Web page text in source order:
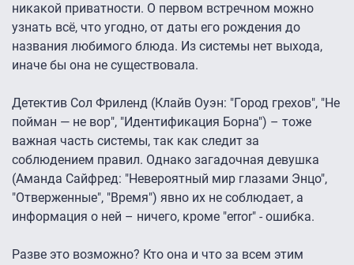
никакой приватности. О первом встречном можно
узнать всё, что угодно, от даты его рождения до
названия любимого блюда. Из системы нет выхода,
иначе бы она не существовала.
Детектив Сол Фриленд (Клайв Оуэн: "Город грехов", "Не
пойман — не вор", "Идентификация Борна") – тоже
важная часть системы, так как следит за
соблюдением правил. Однако загадочная девушка
(Аманда Сайфред: "Невероятный мир глазами Энцо",
"Отверженные", "Время") явно их не соблюдает, а
информация о ней – ничего, кроме "error" - ошибка.
Разве это возможно? Кто она и что за всем этим